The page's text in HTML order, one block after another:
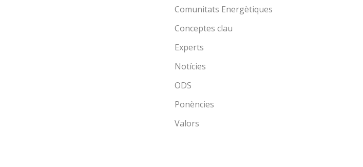
Comunitats Energètiques
Conceptes clau
Experts
Notícies
ODS
Ponències
Valors